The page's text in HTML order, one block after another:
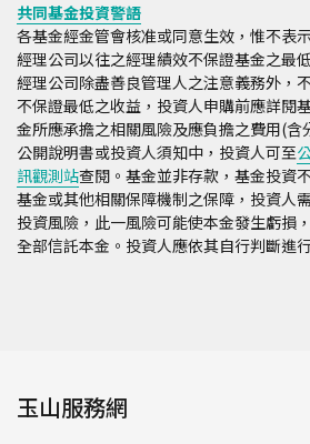
共同基金投資警語
各基金經金管會核准或同意生效，惟不表
經理公司以往之經理績效不保證基金之最
經理公司除盡善良管理人之注意義務外，
不保證最低之收益，投資人申購前應詳閱
金所應承擔之相關風險及應負擔之費用(含
公開說明書或投資人須知中，投資人可至
訊觀測站查閱。基金並非存款，基金投資
基金或其他相關保障機制之保障，投資人
投資風險，此一風險可能使本金發生虧損
全部信託本金。投資人應依其自行判斷進
玉山服務網